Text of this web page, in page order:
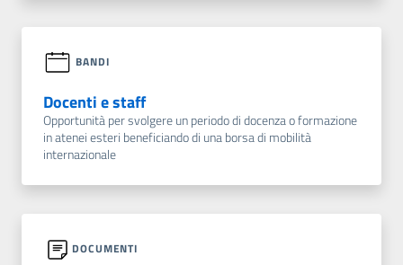
BANDI
Docenti e staff
Opportunità per svolgere un periodo di docenza o formazione
in atenei esteri beneficiando di una borsa di mobilità
internazionale
DOCUMENTI